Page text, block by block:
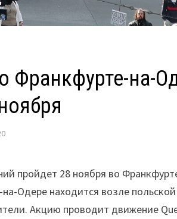
Франкфурте-на-
пройдет 28 ноября во
Одере находится возле
Акцию проводит движение